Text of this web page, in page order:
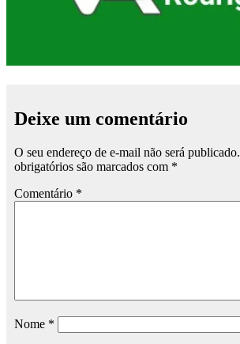
Deixe um comentário
O seu endereço de e-mail não será publicado.
obrigatórios são marcados com *
Comentário *
Nome *